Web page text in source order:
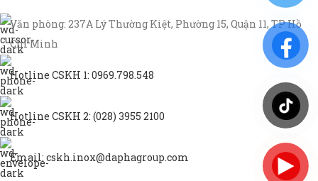
Văn phòng: 237A Lý Thường Kiệt, Phường 15, Quận 11, TP Hồ
Chí Minh
Hotline CSKH 1: 0969.798.548
Hotline CSKH 2: (028) 3955 2100
Email: cskh.inox@daphagroup.com